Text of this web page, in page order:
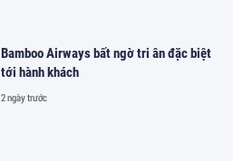
Bamboo Airways bất ngờ tri ân đặc biệt
tới hành khách
2 ngày trước